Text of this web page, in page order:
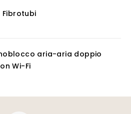
aria-aria doppio
Wi-Fi